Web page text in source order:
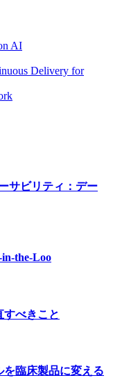
AI
Delivery for
サビリティ：デー
the-Loo
べきこと
臨床製品に変える